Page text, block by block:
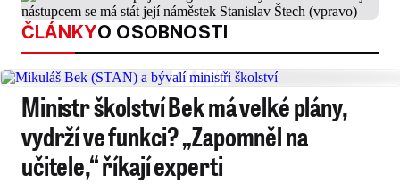
ČLÁNKYO OSOBNOSTI
Ministr školství Bek má velké plány,
vydrží ve funkci? „Zapomněl na
učitele,“ říkají experti